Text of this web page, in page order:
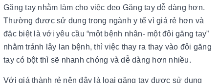
Găng tay nhằm làm cho việc đeo Găng tay dễ dàng hơn.
Thường được sử dụng trong ngành y tế vì giá rẻ hơn và
đặc biệt là với yêu cầu “một bệnh nhân- một đôi găng tay”
nhằm tránh lây lan bệnh, thì việc thay ra thay vào đôi găng
tay có bột thì sẽ nhanh chóng và dễ dàng hơn nhiều.
Với giá thành rẻ nên đây là loại găng tay được sử dụng